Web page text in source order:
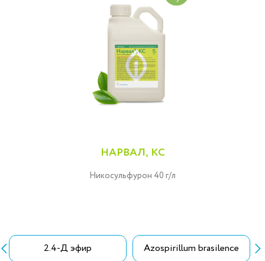
НАРВАЛ, КС
Никосульфурон 40 г/л
2.4-Д эфир Azospirillum brasilence